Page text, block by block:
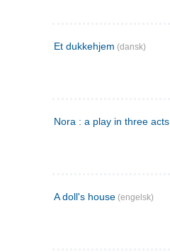
Et dukkehjem (dansk)
Nora : a play in three acts
A doll's house (engelsk)